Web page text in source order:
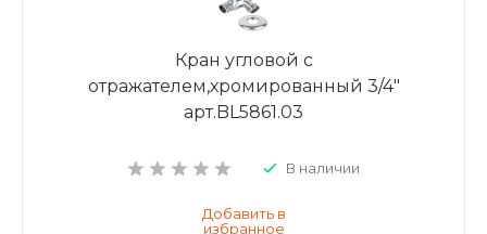
Кран угловой с
отражателем,хромированный 3/4"
арт.BL5861.03
В наличии